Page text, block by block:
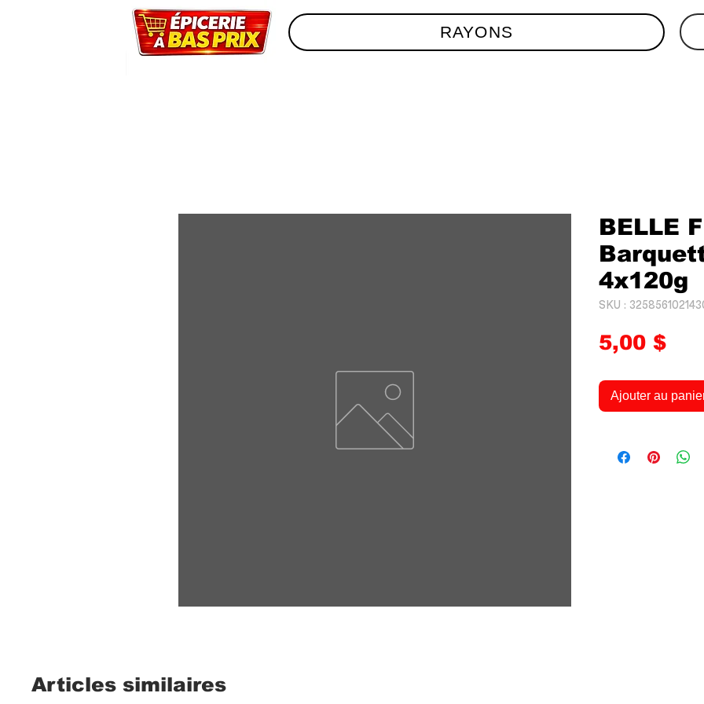
RAYONS
BELLE
4x120g
SKU :
5,00 $
Ajouter au
Articles similaires